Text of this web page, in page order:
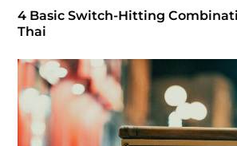
4 Basic Switch-Hitting
Thai